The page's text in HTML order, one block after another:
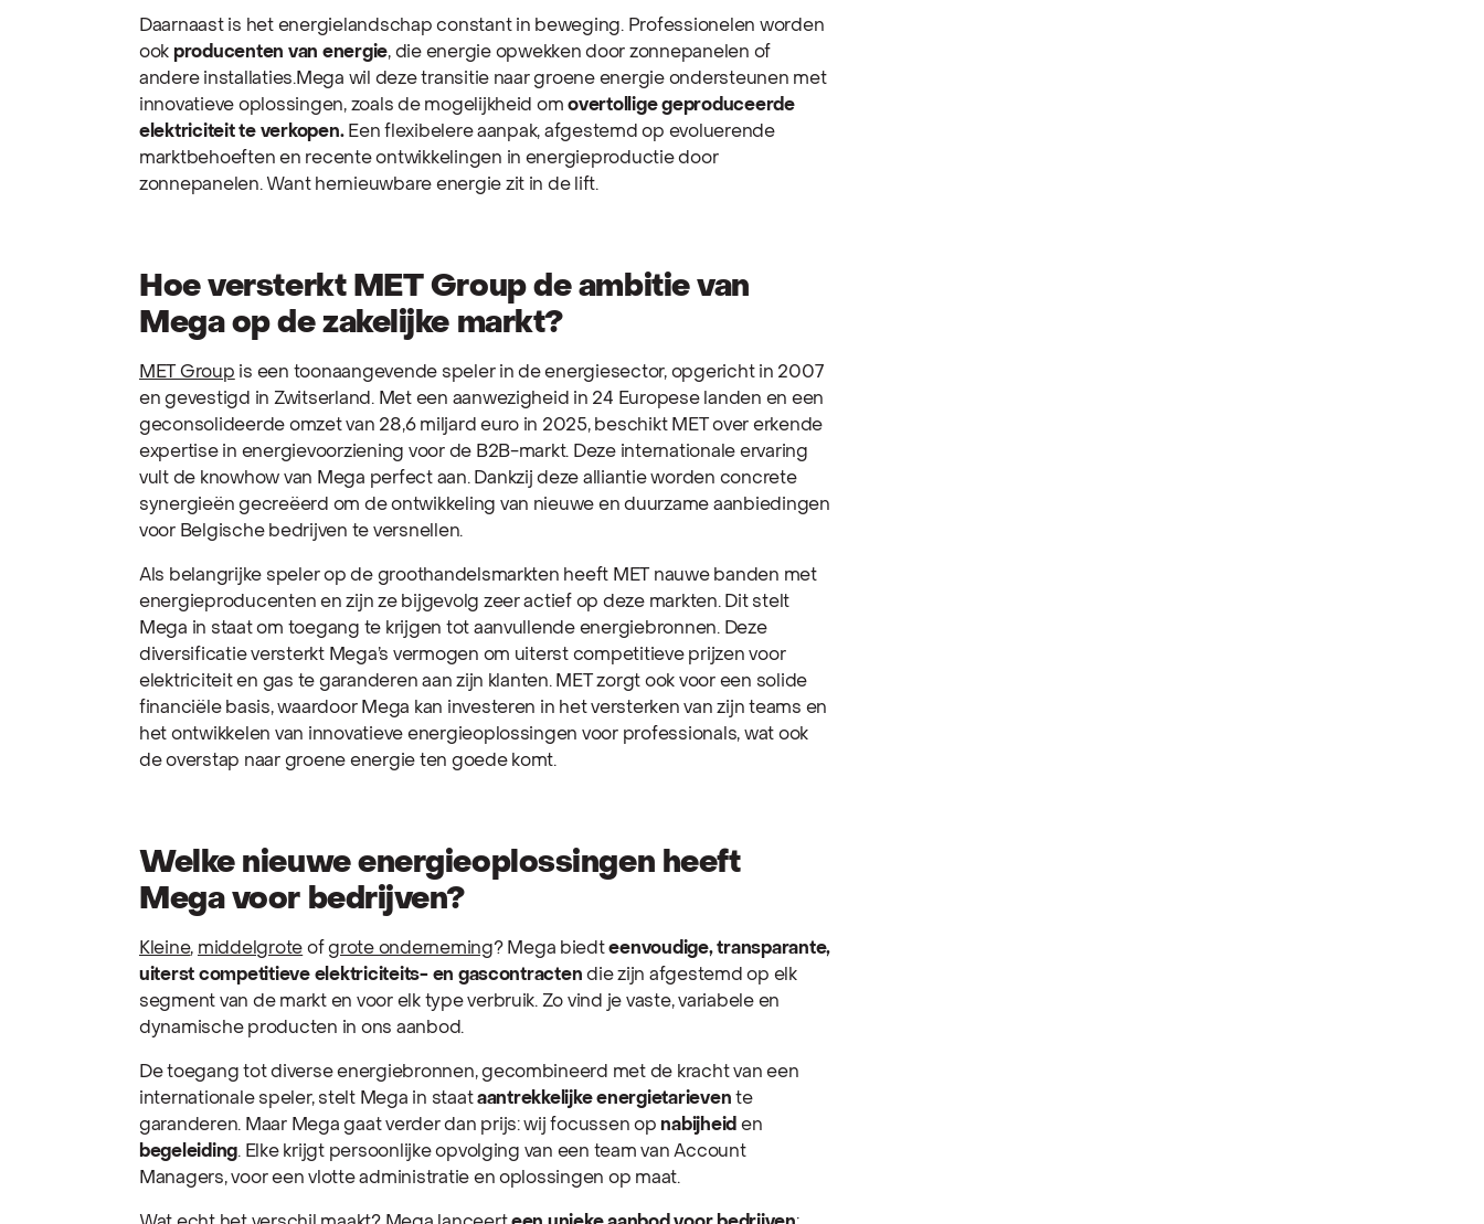
Daarnaast is het energielandschap constant in beweging. Professionelen worden
ook producenten van energie, die energie opwekken door zonnepanelen of
andere installaties.Mega wil deze transitie naar groene energie ondersteunen met
innovatieve oplossingen, zoals de mogelijkheid omovertollige geproduceerde
elektriciteit te verkopen.Een flexibelere aanpak, afgestemd op evoluerende
marktbehoeften en recente ontwikkelingen in energieproductie door
zonnepanelen. Want hernieuwbare energie zit in de lift.
Hoe versterkt MET Group de ambitie van
Mega op de zakelijke markt?
MET Group is een toonaangevende speler in de energiesector, opgericht in 2007
en gevestigd in Zwitserland. Met een aanwezigheid in 24 Europese landen en een
geconsolideerde omzet van 28,6 miljard euro in 2025, beschikt MET over erkende
expertise in energievoorziening voor de B2B-markt. Deze internationale ervaring
vult de knowhow van Mega perfect aan. Dankzij deze alliantie worden concrete
synergieën gecreëerd om de ontwikkeling van nieuwe en duurzame aanbiedingen
voor Belgische bedrijven te versnellen.
Als belangrijke speler op de groothandelsmarkten heeft MET nauwe banden met
energieproducenten en zijn ze bijgevolg zeer actief op deze markten. Dit stelt
Mega in staat om toegang te krijgen tot aanvullende energiebronnen. Deze
diversificatie versterkt Mega’s vermogen om uiterst competitieve prijzen voor
elektriciteit en gas te garanderen aan zijn klanten. MET zorgt ook voor een solide
financiële basis, waardoor Mega kan investeren in het versterken van zijn teams en
het ontwikkelen van innovatieve energieoplossingen voor professionals, wat ook
de overstap naar groene energie ten goede komt.
Welke nieuwe energieoplossingen heeft
Mega voor bedrijven?
Kleine, middelgrote ofgrote onderneming? Mega biedteenvoudige, transparante,
uiterst competitieve elektriciteits- en gascontractendie zijn afgestemd op elk
segment van de markt en voor elk type verbruik. Zo vind je vaste, variabele en
dynamische producten in ons aanbod.
De toegang tot diverse energiebronnen, gecombineerd met de kracht van een
internationale speler, stelt Mega in staataantrekkelijke energietarieven te
garanderen. Maar Mega gaat verder dan prijs: wij focussen op nabijheid en
begeleiding. Elke krijgt persoonlijke opvolging van een team van Account
Managers, voor een vlotte administratie en oplossingen op maat.